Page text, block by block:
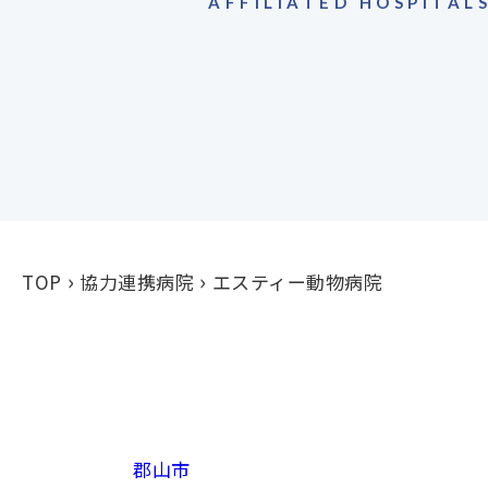
TOP 協力連携病院 エスティー動物病院
郡山市